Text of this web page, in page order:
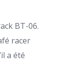
BT-06.
racer
a été